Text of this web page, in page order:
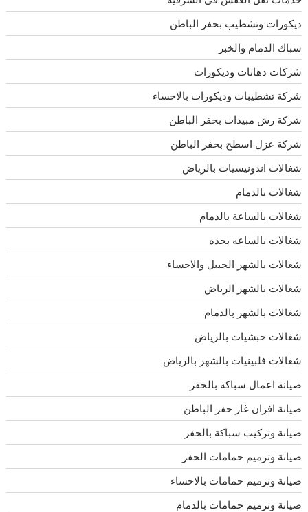
ديكورات وتشطيب بحفر الباطن
سباك الدمام والخبر
شركات دهانات وديكورات
شركة تشطيبات وديكورات بالاحساء
شركة رش مبيدات بحفر الباطن
شركة عزل اسطح بحفر الباطن
شغالات اندونيسيات بالرياض
شغالات بالدمام
شغالات بالساعة بالدمام
شغالات بالساعه بجده
شغالات بالشهر الجبيل والاحساء
شغالات بالشهر الرياض
شغالات بالشهر بالدمام
شغالات حبشيات بالرياض
شغالات فلبينيات بالشهر بالرياض
صيانة اعمال سباكة بالحفر
صيانة افران غاز حفر الباطن
صيانة وتركيب سباكة بالحفر
صيانة وترميم حمامات الحفر
صيانة وترميم حمامات بالاحساء
صيانة وترميم حمامات بالدمام